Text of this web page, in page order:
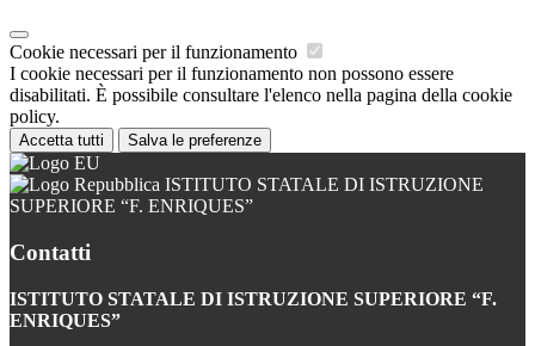
Cookie necessari per il funzionamento
I cookie necessari per il funzionamento non possono essere
disabilitati. È possibile consultare l'elenco nella pagina della cookie
policy.
Accetta tutti Salva le preferenze
ISTITUTO STATALE DI ISTRUZIONE
SUPERIORE “F. ENRIQUES”
Contatti
ISTITUTO STATALE DI ISTRUZIONE SUPERIORE “F.
ENRIQUES”